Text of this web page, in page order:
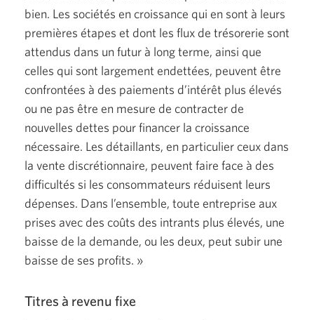
bien. Les sociétés en croissance qui en sont à leurs
premières étapes et dont les flux de trésorerie sont
attendus dans un futur à long terme, ainsi que
celles qui sont largement endettées, peuvent être
confrontées à des paiements d’intérêt plus élevés
ou ne pas être en mesure de contracter de
nouvelles dettes pour financer la croissance
nécessaire. Les détaillants, en particulier ceux dans
la vente discrétionnaire, peuvent faire face à des
difficultés si les consommateurs réduisent leurs
dépenses. Dans l’ensemble, toute entreprise aux
prises avec des coûts des intrants plus élevés, une
baisse de la demande, ou les deux, peut subir une
baisse de ses profits. »
Titres à revenu fixe